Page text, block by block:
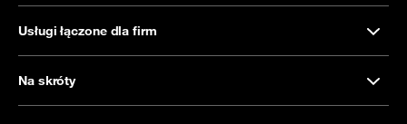
Usługi łączone dla firm
Na skróty